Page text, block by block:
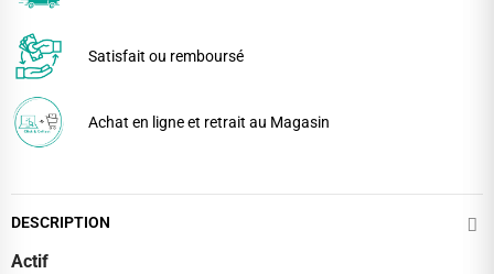
Satisfait ou remboursé
Achat en ligne et retrait au Magasin
DESCRIPTION
Actif